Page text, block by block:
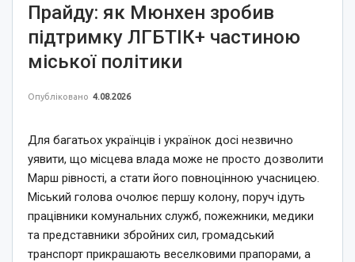
Прайду: як Мюнхен зробив
підтримку ЛГБТІК+ частиною
міської політики
Опубліковано 4.08.2026
Для багатьох українців і українок досі незвично
уявити, що місцева влада може не просто дозволити
Марш рівності, а стати його повноцінною учасницею.
Міський голова очолює першу колону, поруч ідуть
працівники комунальних служб, пожежники, медики
та представники збройних сил, громадський
транспорт прикрашають веселковими прапорами, а